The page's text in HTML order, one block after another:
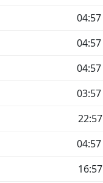
04:57
04:57
04:57
03:57
22:57
04:57
16:57